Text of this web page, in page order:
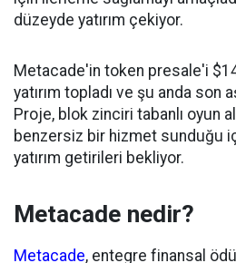
düzeyde yatırım çekiyor.
Metacade'in token presale'i
yatırım topladı ve şu anda son
Proje, blok zinciri tabanlı oyun
benzersiz bir hizmet sunduğu
yatırım getirileri bekliyor.
Metacade nedir?
Metacade, entegre finansal